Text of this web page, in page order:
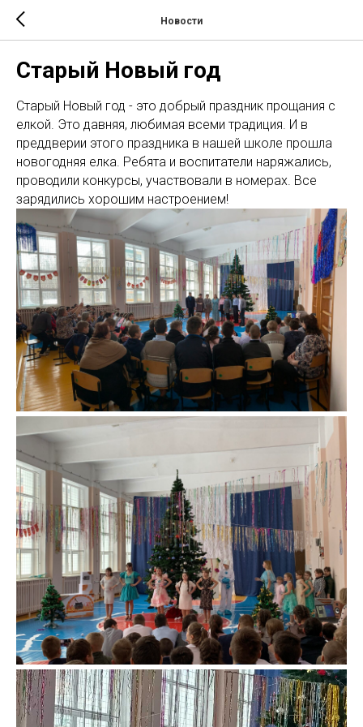
Новости
Старый Новый год
Старый Новый год - это добрый праздник прощания с
елкой. Это давняя, любимая всеми традиция. И в
преддверии этого праздника в нашей школе прошла
новогодняя елка. Ребята и воспитатели наряжались,
проводили конкурсы, участвовали в номерах. Все
зарядились хорошим настроением!